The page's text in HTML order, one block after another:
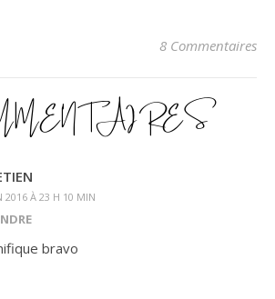
8 Commentaires
2016 À 23 H 10 MIN
bravo